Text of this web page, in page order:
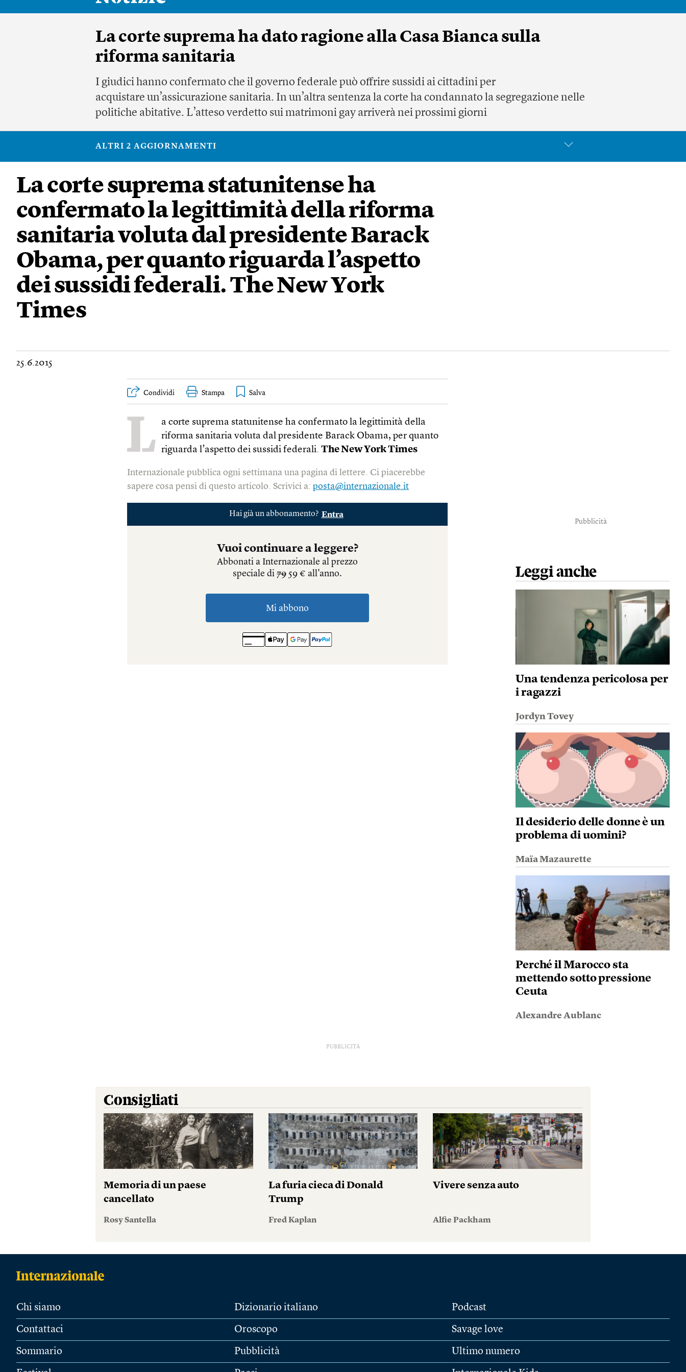
La corte suprema ha dato ragione alla Casa Bianca sulla
riforma sanitaria
I giudici hanno confermato che il governo federale può offrire sussidi ai cittadini per
acquistare un’assicurazione sanitaria. In un’altra sentenza la corte ha condannato la segregazione nelle
politiche abitative. L’atteso verdetto sui matrimoni gay arriverà nei prossimi giorni
ALTRI 2 AGGIORNAMENTI
La corte suprema statunitense ha
confermato la legittimità della riforma
sanitaria voluta dal presidente Barack
Obama, per quanto riguarda l’aspetto
dei sussidi federali. The New York
Times
25.6.2015
Condividi Stampa
L
a corte suprema statunitense ha confermato la legittimità della
riforma sanitaria voluta dal presidente Barack Obama, per quanto
riguarda l’aspetto dei sussidi federali.The New York Times
Internazionale pubblica ogni settimana una pagina di lettere. Ci piacerebbe
sapere cosa pensi di questo articolo. Scrivici a:posta@internazionale.it
Pubblicità
Leggi anche
Una tendenza pericolosa per
i ragazzi
Jordyn Tovey
Il desiderio delle donne è un
problema di uomini?
Maïa Mazaurette
Perché il Marocco sta
mettendo sotto pressione
Ceuta
Alexandre Aublanc
PUBBLICITÀ
Consigliati
Memoria di un paese
cancellato
Rosy Santella
La furia cieca di Donald
Trump
Fred Kaplan
Vivere senza auto
Alfie Packham
Chi siamo
Contattaci
Sommario
Dizionario italiano
Oroscopo
Pubblicità
Podcast
Savage love
Ultimo numero